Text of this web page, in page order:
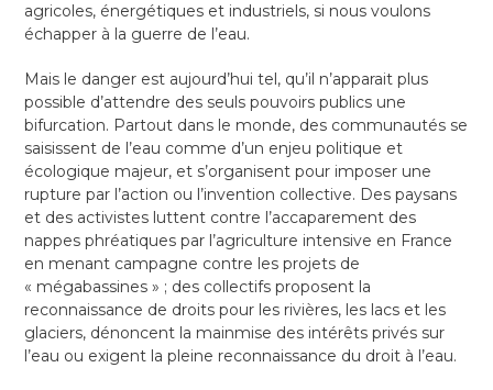
agricoles, énergétiques et industriels, si nous voulons
échapper à la guerre de l’eau.
Mais le danger est aujourd’hui tel, qu’il n’apparait plus
possible d’attendre des seuls pouvoirs publics une
bifurcation. Partout dans le monde, des communautés se
saisissent de l’eau comme d’un enjeu politique et
écologique majeur, et s’organisent pour imposer une
rupture par l’action ou l’invention collective. Des paysans
et des activistes luttent contre l’accaparement des
nappes phréatiques par l’agriculture intensive en France
en menant campagne contre les projets de
« mégabassines » ; des collectifs proposent la
reconnaissance de droits pour les rivières, les lacs et les
glaciers, dénoncent la mainmise des intérêts privés sur
l’eau ou exigent la pleine reconnaissance du droit à l’eau.